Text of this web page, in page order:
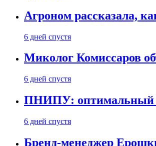
Агроном рассказала,
6 дней спустя
Миколог Комиссаров
6 дней спустя
ПНИПУ: оптимальный
6 дней спустя
Бренд-менеджер